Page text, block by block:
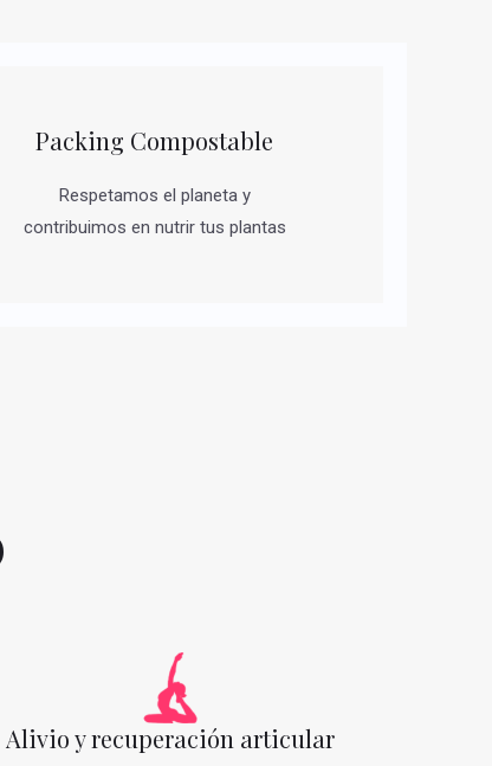
Packing Compostable
Respetamos el planeta y
contribuimos en nutrir tus plantas
Alivio y recuperación articular